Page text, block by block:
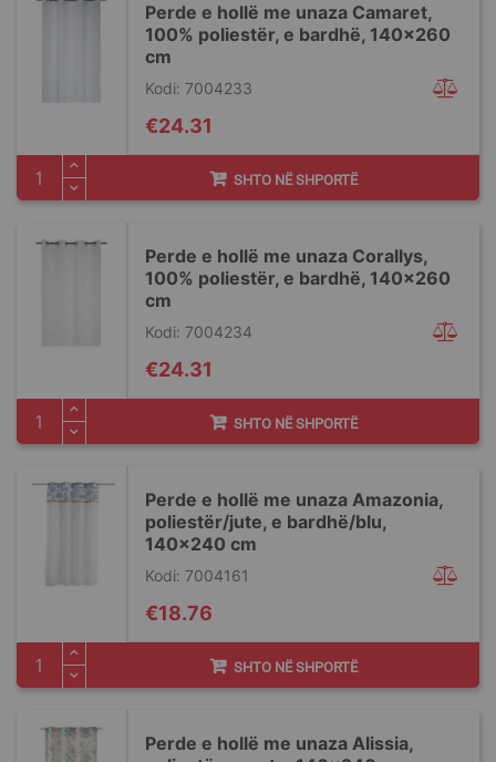
Perde e hollë me unaza Camaret,
100% poliestër, e bardhë, 140x260
cm
Kodi: 7004233
€24.31
SHTO NË SHPORTË
Perde e hollë me unaza Corallys,
100% poliestër, e bardhë, 140x260
cm
Kodi: 7004234
€24.31
SHTO NË SHPORTË
Perde e hollë me unaza Amazonia,
poliestër/jute, e bardhë/blu,
140x240 cm
Kodi: 7004161
€18.76
SHTO NË SHPORTË
Perde e hollë me unaza Alissia,